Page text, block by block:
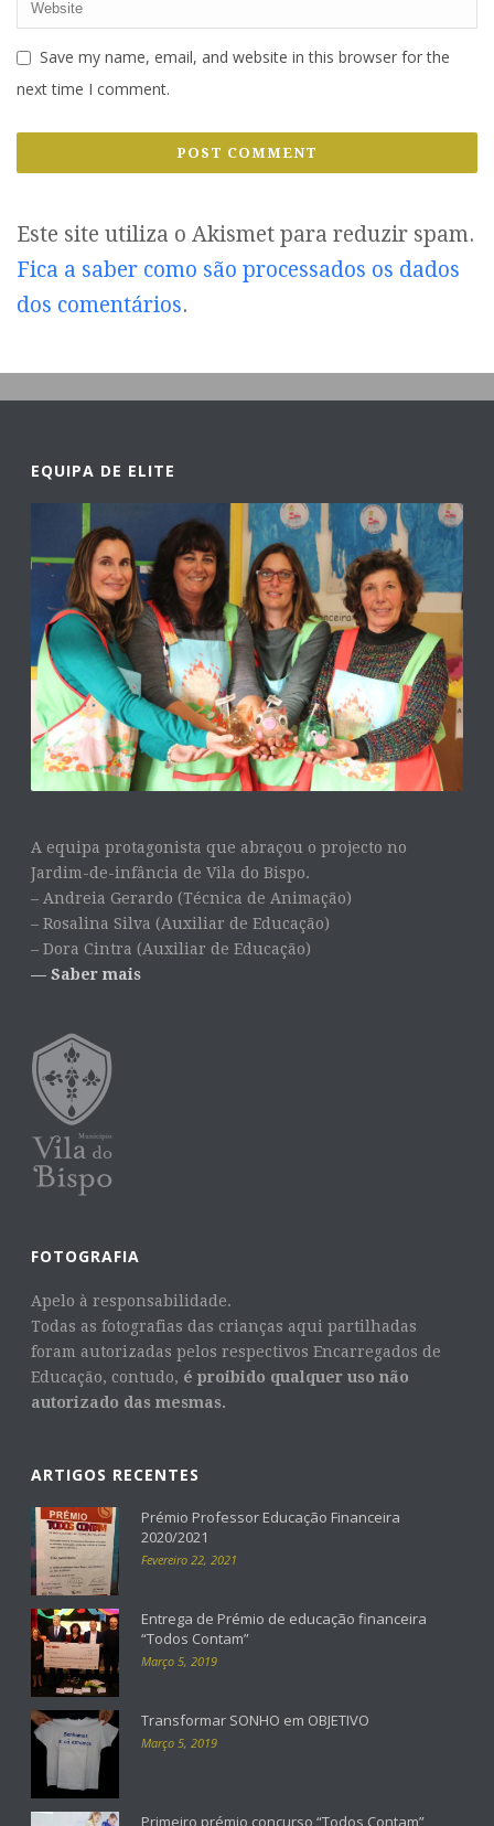
Save my name, email, and website in this browser for the
next time I comment.
Este site utiliza o Akismet para reduzir spam.
Fica a saber como são processados os dados
dos comentários.
EQUIPA DE ELITE
A equipa protagonista que abraçou o projecto no
Jardim-de-infância de Vila do Bispo.
– Andreia Gerardo (Técnica de Animação)
– Rosalina Silva (Auxiliar de Educação)
– Dora Cintra (Auxiliar de Educação)
— Saber mais
FOTOGRAFIA
Apelo à responsabilidade.
Todas as fotografias das crianças aqui partilhadas
foram autorizadas pelos respectivos Encarregados de
Educação, contudo, é proibido qualquer uso não
autorizado das mesmas.
ARTIGOS RECENTES
Prémio Professor Educação Financeira
2020/2021
Fevereiro 22, 2021
Entrega de Prémio de educação financeira
“Todos Contam”
Março 5, 2019
Transformar SONHO em OBJETIVO
Março 5, 2019
Primeiro prémio concurso “Todos Contam”